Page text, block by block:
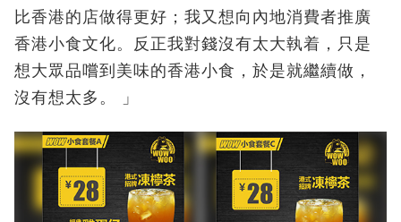
比香港的店做得更好；我又想向內地消費者推廣
香港小食文化。反正我對錢沒有太大執着，只是
想大眾品嚐到美味的香港小食，於是就繼續做，
沒有想太多。 」